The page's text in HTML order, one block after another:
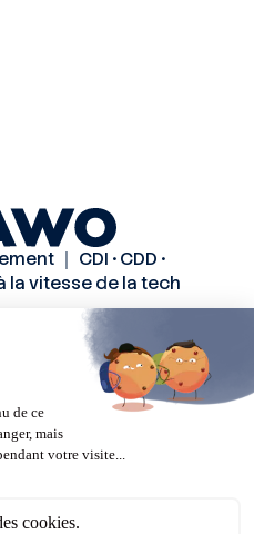
｜ CDI • CDD •
la vitesse de la tech